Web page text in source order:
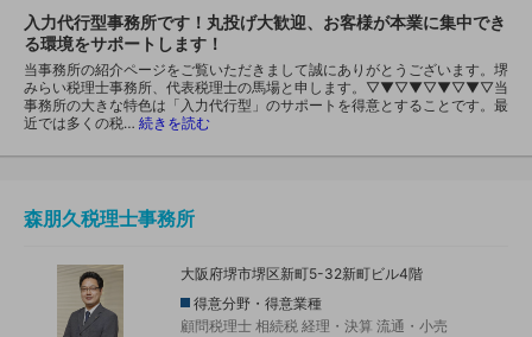
入力代行型事務所です！丸投げ大歓迎、お客様が本業に集中でき
る環境をサポートします！
当事務所の紹介ページをご覧いただきまして誠にありがとうございます。堺
みらい税理士事務所、代表税理士の馬場と申します。▽▼▽▼▽▼▽▼▽当
事務所の大きな特色は「入力代行型」のサポートを得意とすることです。最
近では多くの税… 続きを読む
森朋久税理士事務所
大阪府堺市堺区新町5-32新町ビル4階
得意分野・得意業種
顧問税理士 相続税 経理・決算 流通・小売